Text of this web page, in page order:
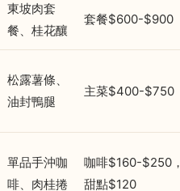
東坡肉套
餐、桂花釀
套餐$600-$900
松露薯條、
油封鴨腿
主菜$400-$750
單品手沖咖
啡、肉桂捲
咖啡$160-$250，
甜點$120